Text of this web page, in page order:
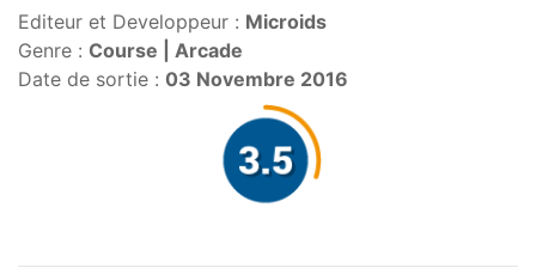
Editeur et Developpeur : Microids
Genre : Course | Arcade
Date de sortie : 03 Novembre 2016